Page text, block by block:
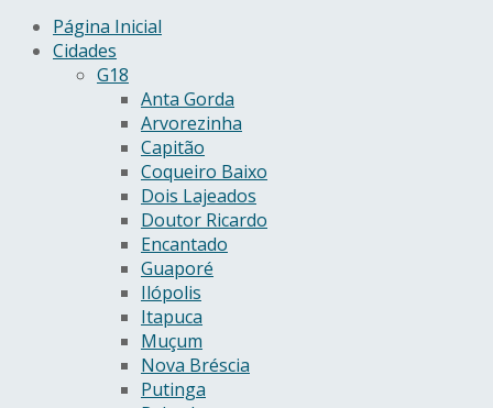
Página Inicial
Cidades
G18
Anta Gorda
Arvorezinha
Capitão
Coqueiro Baixo
Dois Lajeados
Doutor Ricardo
Encantado
Guaporé
Ilópolis
Itapuca
Muçum
Nova Bréscia
Putinga